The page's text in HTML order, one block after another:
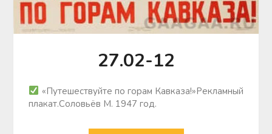
27.02-12
«Путешествуйте по горам Кавказа!»Рекламный
плакат.Соловьёв М. 1947 год.